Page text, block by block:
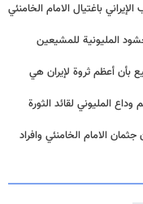
باغتيال الامام الخامنئي
المليونية للمشيعين
بأن أعظم ثروة لإيران هي
المليوني لقائد الثورة
الامام الخامنئي وافراد